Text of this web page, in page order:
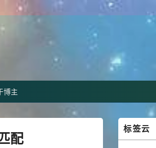
博主
配
Primary
Sidebar
Widget
标签云